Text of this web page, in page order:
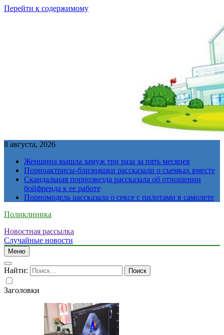
Перейти к содержимому
8 августа, 2026
Женщина вышла замуж три раза за пять месяцев
Порноактрисы-близняшки рассказали о съемках вместе
Скандальная порнозвезда рассказала об отношении
бойфренда к ее работе
Порномодель рассказала о сексе с пилотами в самолете
Поликлиника
Новостная рассылка
Случайные новости
Меню
Найти:
Заголовки